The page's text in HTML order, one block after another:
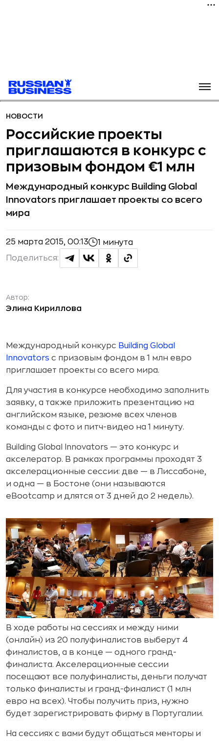
НОВОСТИ
Российские проекты
приглашаются в конкурс с
призовым фондом €1 млн
Международный конкурс Building Global
Innovators приглашает проекты со всего
мира
25 марта 2015, 00:13 1 минута
Поделиться:
Автор:
Элина Кириллова
Международный конкурс Building Global
Innovators с призовым фондом в 1 млн евро
приглашает проекты со всего мира.
Для участия в конкурсе необходимо заполнить
заявку, а также приложить презентацию на
английском языке, резюме всех членов
команды с фото и питч-видео на 1 минуту.
Building Global Innovators — это конкурс и
акселератор. В рамках программы проходят 3
акселерационные сессии: две — в Лиссабоне,
и одна — в Бостоне (они называются
eBootcamp и длятся от 3 дней до 2 недель).
В ходе работы на сессиях и между ними
(онлайн) из 20 полуфиналистов выберут 4
финалистов, а в конце — одного гранд-
финалиста. Акселерационные сессии
посещают все полуфиналисты, деньги получат
только финалисты и гранд-финалист (1 млн
евро на всех). Чтобы получить приз, нужно
будет зарегистрировать фирму в Португалии.
На сессиях с вами будут общаться менторы и